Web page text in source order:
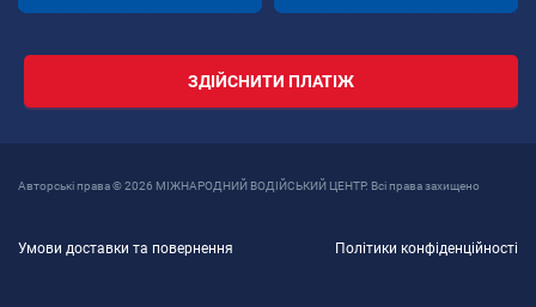
ЗДІЙСНИТИ ПЛАТІЖ
Авторські права © 2026 МІЖНАРОДНИЙ ВОДІЙСЬКИЙ ЦЕНТР. Всі права захищено
Умови доставки та повернення Політики конфіденційності